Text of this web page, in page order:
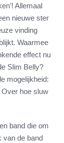
Allemaal
nieuwe ster
vinding
Waarmee
effect nu
Slim Belly?
mogelijkheid:
Over hoe sluw
band die om
van de band